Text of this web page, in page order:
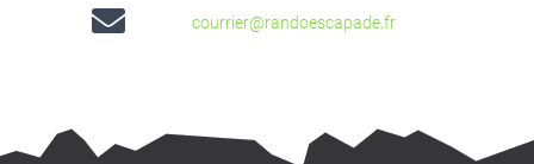
courrier@randoescapade.fr